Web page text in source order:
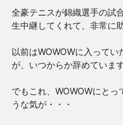
全豪テニスが錦織選手の試
生中継してくれて、非常に
以前はWOWOWに入ってい
が、いつからか辞めています
でもこれ、WOWOWにとっ
うな気が・・・